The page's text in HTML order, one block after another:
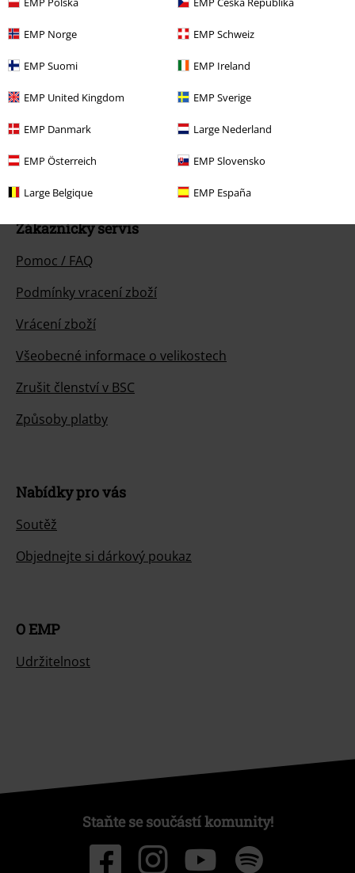
EMP Norge EMP Schweiz
EMP Suomi EMP Ireland
EMP United Kingdom EMP Sverige
EMP Danmark Large Nederland
EMP Österreich EMP Slovensko
Large Belgique EMP España
Náš zákaznický servis je tu pro vás
Dozvědět se více
Zahájit chat
Zákaznícky servis
Pomoc / FAQ
Podmínky vracení zboží
Vrácení zboží
Všeobecné informace o velikostech
Zrušit členství v BSC
Způsoby platby
Nabídky pro vás
Soutěž
Objednejte si dárkový poukaz
O EMP
Udržitelnost
Staňte se součástí komunity!